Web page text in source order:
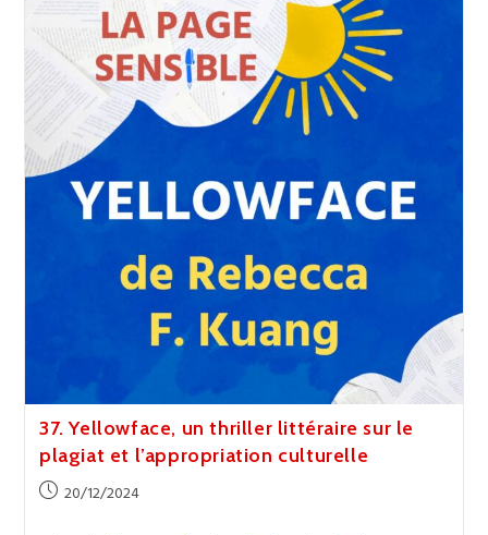
:
Papotage
Avec
Cécile
Candiago
37. Yellowface, un thriller littéraire sur le
plagiat et l’appropriation culturelle
Publication
20/12/2024